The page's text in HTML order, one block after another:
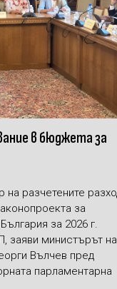
в бюджета за
разчетените
за
за 2026 г.
заяви министърът на
Вълчев пред
парламентарна